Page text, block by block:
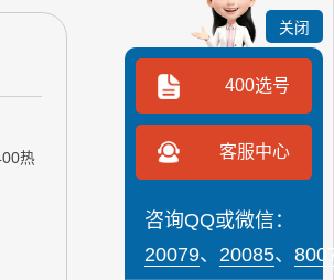
热
关闭
400选号
客服中心
咨询QQ或微信：
20079、 20085、